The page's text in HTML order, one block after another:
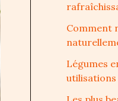
Comment
Légumes
utilisations